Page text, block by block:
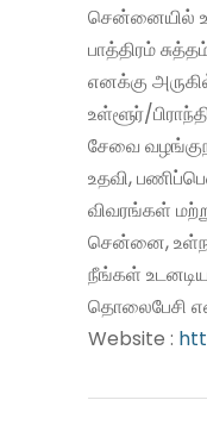
சென்னையில்
பாத்திரம்
எனக்கு
உள்ளூர்/
சேவை
உதவி,
விவரங்கள்
சென்னை,
நீங்கள்
தொலைபேசி
Website :